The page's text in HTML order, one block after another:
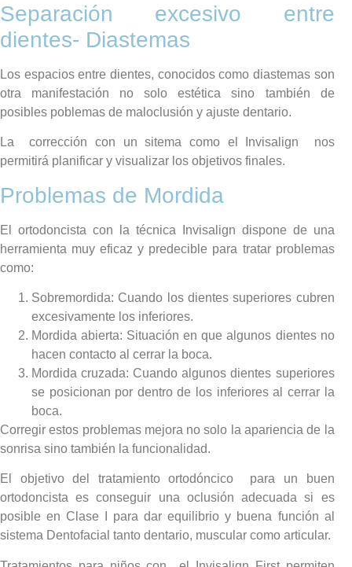
Separación excesivo entre
dientes- Diastemas
Los espacios entre dientes, conocidos como diastemas son
otra manifestación no solo estética sino también de
posibles poblemas de maloclusión y ajuste dentario.
La corrección con un sitema como el Invisalign nos
permitirá planificar y visualizar los objetivos finales.
Problemas de Mordida
El ortodoncista con la técnica Invisalign dispone de una
herramienta muy eficaz y predecible para tratar problemas
como:
Sobremordida: Cuando los dientes superiores cubren
excesivamente los inferiores.
Mordida abierta: Situación en que algunos dientes no
hacen contacto al cerrar la boca.
Mordida cruzada: Cuando algunos dientes superiores
se posicionan por dentro de los inferiores al cerrar la
boca.
Corregir estos problemas mejora no solo la apariencia de la
sonrisa sino también la funcionalidad.
El objetivo del tratamiento ortodóncico para un buen
ortodoncista es conseguir una oclusión adecuada si es
posible en Clase I para dar equilibrio y buena función al
sistema Dentofacial tanto dentario, muscular como articular.